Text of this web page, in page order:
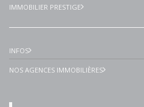
IMMOBILIER PRESTIGE
INFOS
NOS AGENCES IMMOBILIÈRES